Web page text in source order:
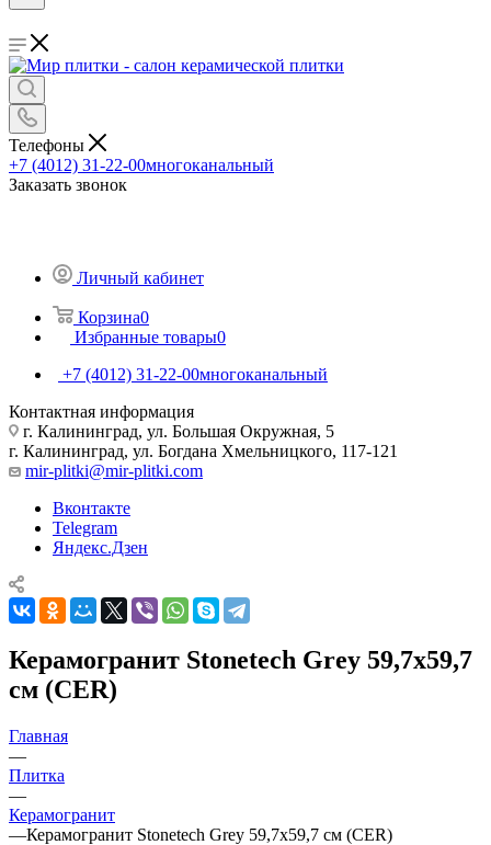
Телефоны
+7 (4012) 31-22-00многоканальный
Заказать звонок
Личный кабинет
Корзина0
Избранные товары0
+7 (4012) 31-22-00многоканальный
Контактная информация
г. Калининград, ул. Большая Окружная, 5
г. Калининград, ул. Богдана Хмельницкого, 117-121
mir-plitki@mir-plitki.com
Вконтакте
Telegram
Яндекс.Дзен
Керамогранит Stonetech Grey 59,7x59,7
см (CER)
Главная
—
Плитка
—
Керамогранит
—Керамогранит Stonetech Grey 59,7x59,7 см (CER)